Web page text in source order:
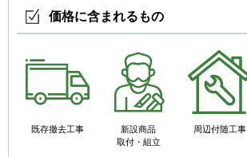
価格に含まれるもの
既存撤去工事
新設商品
取付・組立
周辺付随工事